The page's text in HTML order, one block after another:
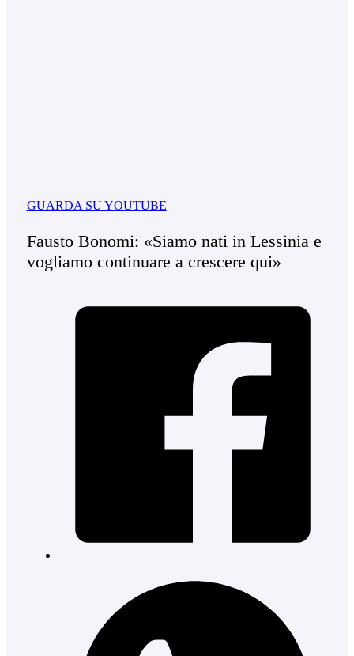
GUARDA SU YOUTUBE
Fausto Bonomi: «Siamo nati in Lessinia e
vogliamo continuare a crescere qui»